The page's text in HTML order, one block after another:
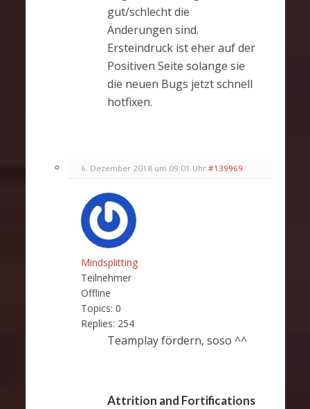
gut/schlecht die
Änderungen sind.
Ersteindruck ist eher auf der
Positiven Seite solange sie
die neuen Bugs jetzt schnell
hotfixen.
6. Dezember 2018 um 09:01 Uhr #139969
Mindsplitting
Teilnehmer
Offline
Topics: 0
Replies: 254
Teamplay fördern, soso ^^
Attrition and Fortifications